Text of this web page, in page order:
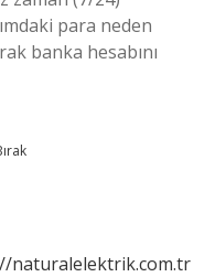
para neden
banka hesabını
naturalelektrik.com.tr